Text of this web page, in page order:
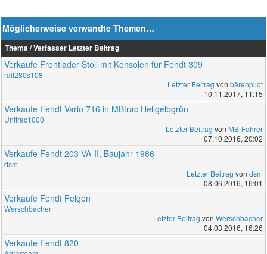
Möglicherweise verwandte Themen…
Thema / Verfasser Letzter Beitrag
Verkaufe Frontlader Stoll mit Konsolen für Fendt 309
ralf280s108
Letzter Beitrag von bärenpilot
10.11.2017, 11:15
Verkaufe Fendt Vario 716 in MBtrac Hellgelbgrün
Unitrac1000
Letzter Beitrag von MB-Fahrer
07.10.2016, 20:02
Verkaufe Fendt 203 VA-II, Baujahr 1986
dsm
Letzter Beitrag von dsm
08.06.2016, 16:01
Verkaufe Fendt Felgen
Werschbacher
Letzter Beitrag von Werschbacher
04.03.2016, 16:26
Verkaufe Fendt 820